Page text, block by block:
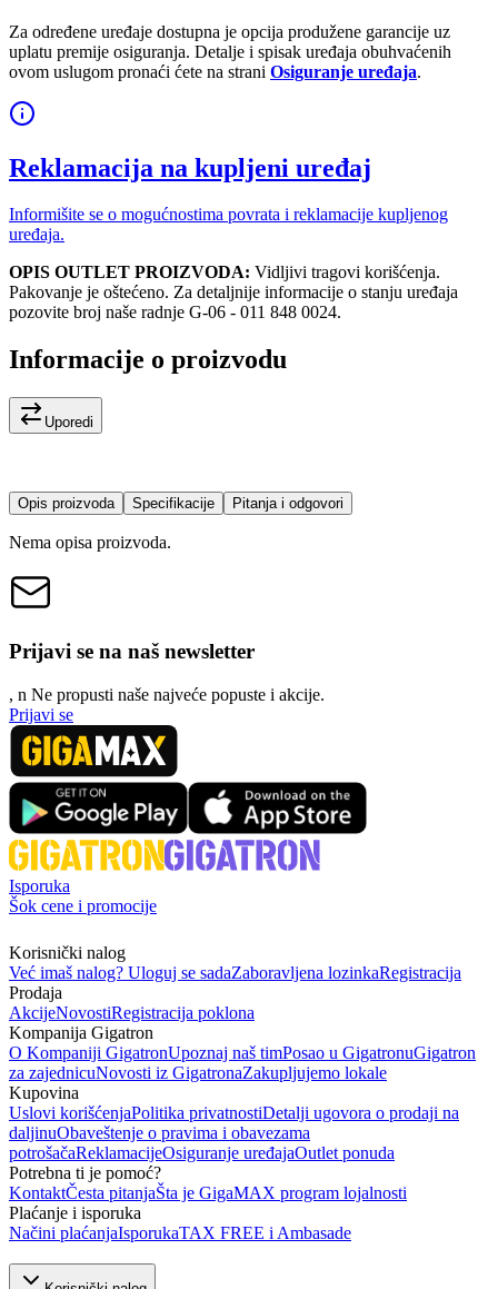
Za određene uređaje dostupna je opcija produžene garancije uz
uplatu premije osiguranja. Detalje i spisak uređaja obuhvaćenih
ovom uslugom pronaći ćete na strani Osiguranje uređaja.
Reklamacija na kupljeni uređaj
Informišite se o mogućnostima povrata i reklamacije kupljenog
uređaja.
OPIS OUTLET PROIZVODA: Vidljivi tragovi korišćenja.
Pakovanje je oštećeno. Za detaljnije informacije o stanju uređaja
pozovite broj naše radnje G-06 - 011 848 0024.
Informacije o proizvodu
Uporedi
Opis proizvoda Specifikacije Pitanja i odgovori
Nema opisa proizvoda.
Prijavi se na naš newsletter
, n Ne propusti naše najveće popuste i akcije.
Prijavi se
Isporuka
Šok cene i promocije
Korisnički nalog
Već imaš nalog? Uloguj se sadaZaboravljena lozinkaRegistracija
Prodaja
AkcijeNovostiRegistracija poklona
Kompanija Gigatron
O Kompaniji GigatronUpoznaj naš timPosao u GigatronuGigatron
za zajednicuNovosti iz GigatronaZakupljujemo lokale
Kupovina
Uslovi korišćenjaPolitika privatnostiDetalji ugovora o prodaji na
daljinuObaveštenje o pravima i obavezama
potrošačaReklamacijeOsiguranje uređajaOutlet ponuda
Potrebna ti je pomoć?
KontaktČesta pitanjaŠta je GigaMAX program lojalnosti
Plaćanje i isporuka
Načini plaćanjaIsporukaTAX FREE i Ambasade